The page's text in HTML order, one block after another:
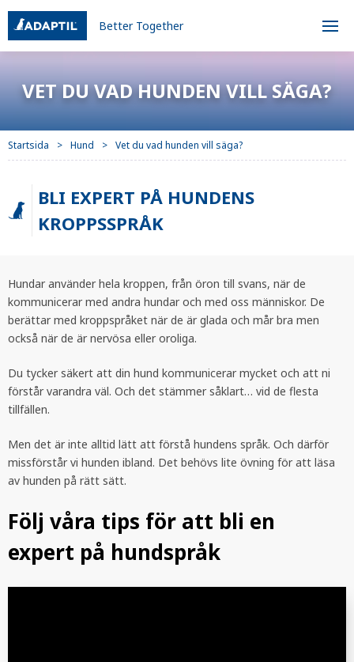
Better Together
VET DU VAD HUNDEN VILL SÄGA?
Startsida Hund Vet du vad hunden vill säga?
BLI EXPERT PÅ HUNDENS
KROPPSSPRÅK
Hundar använder hela kroppen, från öron till svans, när de
kommunicerar med andra hundar och med oss människor. De
berättar med kroppspråket när de är glada och mår bra men
också när de är nervösa eller oroliga.
Du tycker säkert att din hund kommunicerar mycket och att ni
förstår varandra väl. Och det stämmer såklart… vid de flesta
tillfällen.
Men det är inte alltid lätt att förstå hundens språk. Och därför
missförstår vi hunden ibland. Det behövs lite övning för att läsa
av hunden på rätt sätt.
Följ våra tips för att bli en
expert på hundspråk